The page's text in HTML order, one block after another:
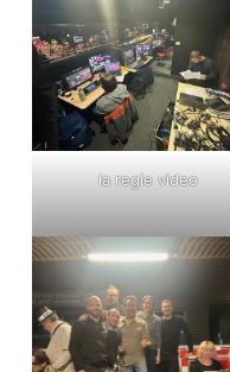
la regie video